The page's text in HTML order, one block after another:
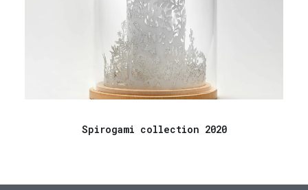
Spirogami collection 2020